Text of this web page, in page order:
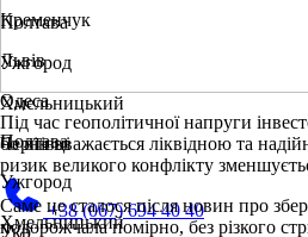
Полтава
Ужгород
Хмельницький
Чернівці
+38 (067) 694 40 40
Укр
Кременчук
Львів
Одеса
Полтава
Ужгород
Хмельницький
Під час геополітичної напруги
бо він вважається ліквідною та
ризик великого конфлікту
Саме це сталося після новин про
подорожчала помірно, без різкого